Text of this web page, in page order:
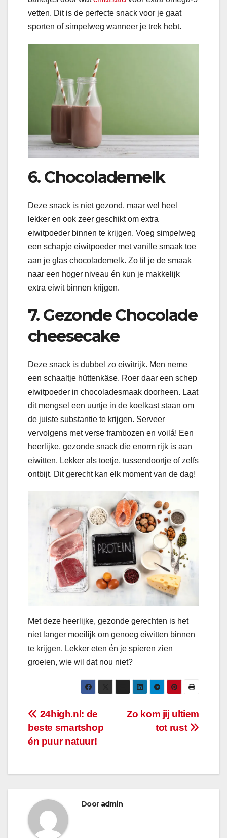
vetten. Dit is de perfecte snack voor je gaat
sporten of simpelweg wanneer je trek hebt.
6. Chocolademelk
Deze snack is niet gezond, maar wel heel
lekker en ook zeer geschikt om extra
eiwitpoeder binnen te krijgen. Voeg simpelweg
een schapje eiwitpoeder met vanille smaak toe
aan je glas chocolademelk. Zo til je de smaak
naar een hoger niveau én kun je makkelijk
extra eiwit binnen krijgen.
7. Gezonde Chocolade
cheesecake
Deze snack is dubbel zo eiwitrijk. Men neme
een schaaltje hüttenkäse. Roer daar een schep
eiwitpoeder in chocoladesmaak doorheen. Laat
dit mengsel een uurtje in de koelkast staan om
de juiste substantie te krijgen. Serveer
vervolgens met verse frambozen en voilá! Een
heerlijke, gezonde snack die enorm rijk is aan
eiwitten. Lekker als toetje, tussendoortje of zelfs
ontbijt. Dit gerecht kan elk moment van de dag!
Met deze heerlijke, gezonde gerechten is het
niet langer moeilijk om genoeg eiwitten binnen
te krijgen. Lekker eten én je spieren zien
groeien, wie wil dat nou niet?
Bericht
navigatie
Zo kom jij ultiem
tot rust
24high.nl: de
beste smartshop
én puur natuur!
Door admin